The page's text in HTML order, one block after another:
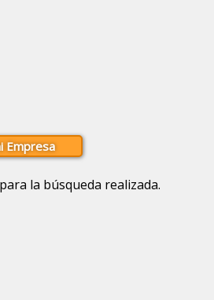
Empresa
la búsqueda realizada.